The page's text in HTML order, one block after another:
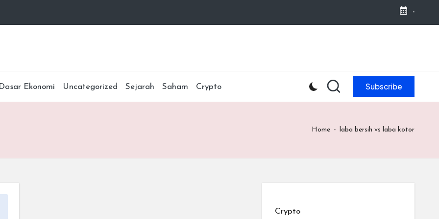
-
Dasar Ekonomi Uncategorized Sejarah Saham Crypto Subscribe
Home - laba bersih vs laba kotor
Crypto